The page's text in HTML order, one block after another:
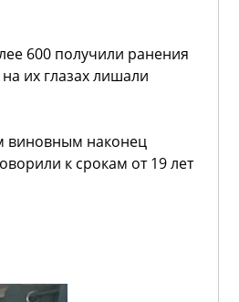
600 получили ранения
их глазах лишали
виновным наконец
к срокам от 19 лет